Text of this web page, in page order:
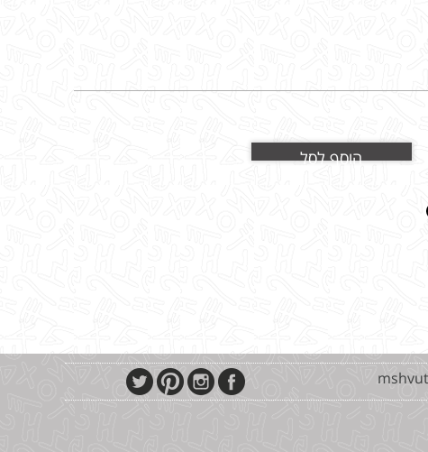
הוסף לסל